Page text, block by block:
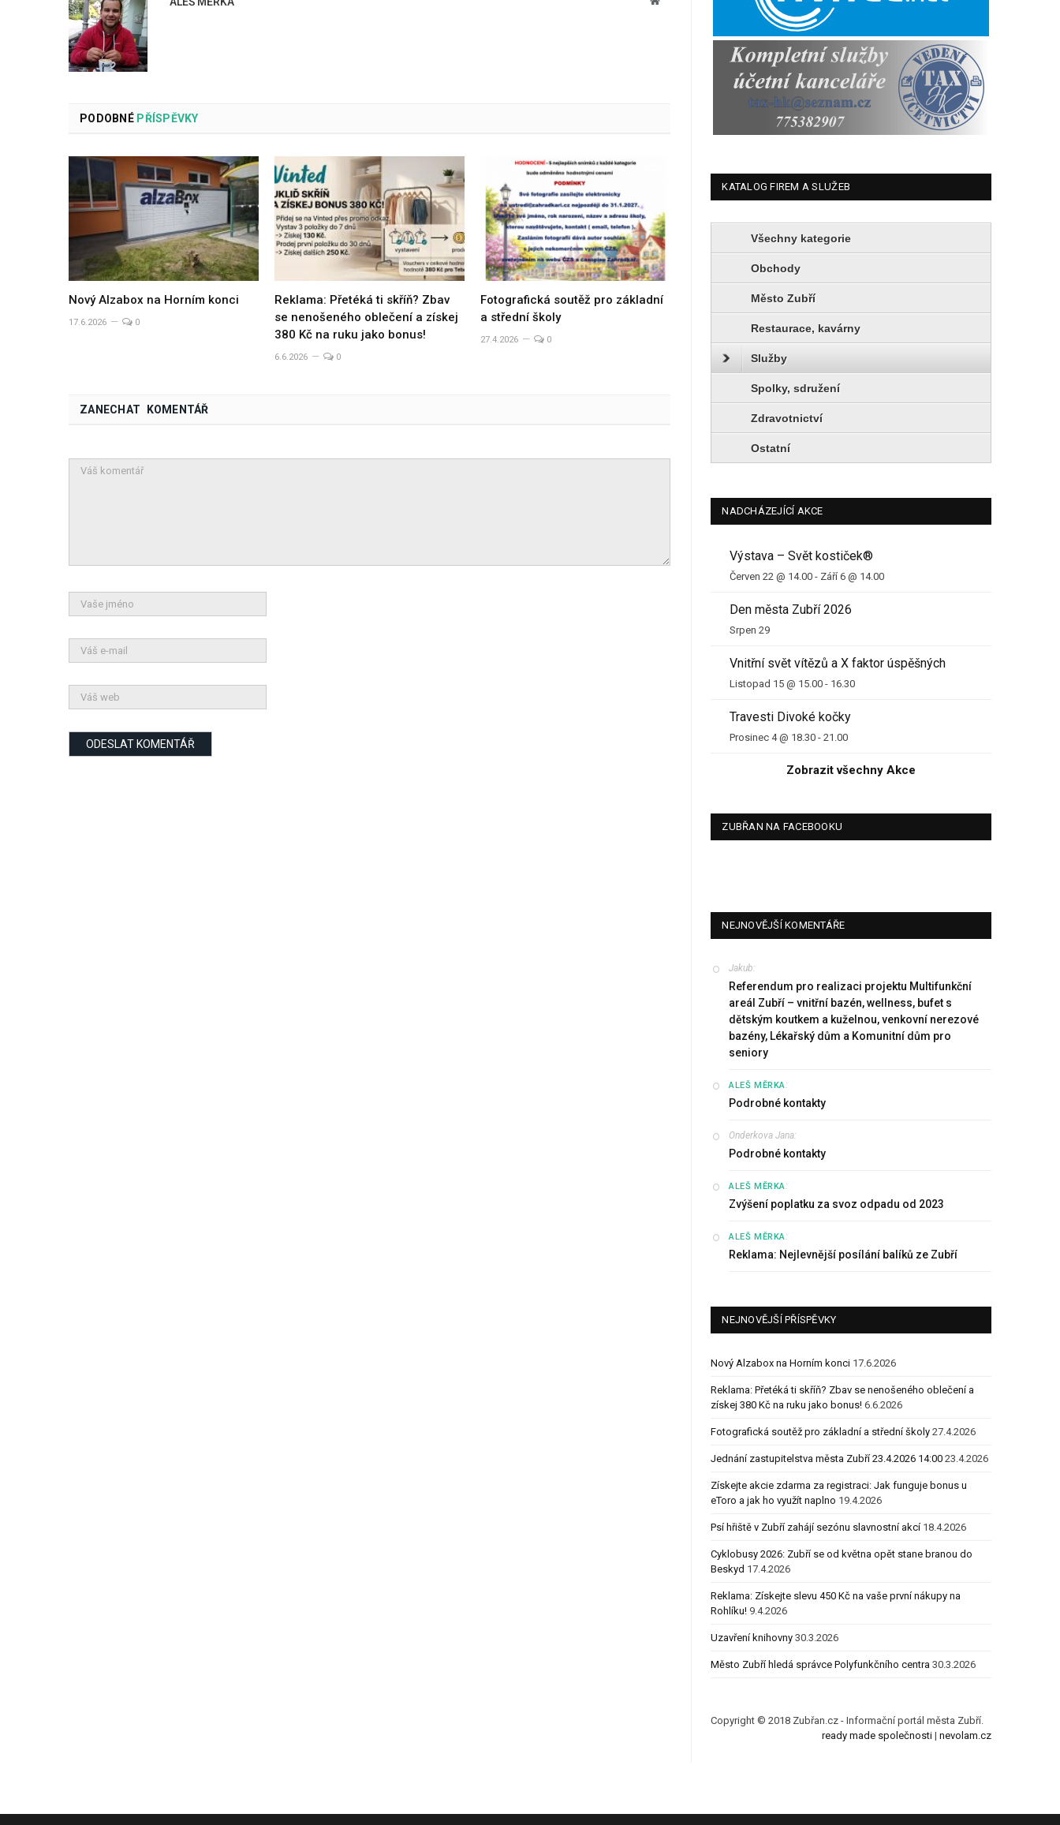
PODOBNÉPŘÍSPĚVKY
Nový Alzabox na Horním konci
17.6.2026 0
Reklama: Přetéká ti skříň? Zbav
se nenošeného oblečení a získej
380 Kč na ruku jako bonus!
6.6.2026 0
Fotografická soutěž pro základní
a střední školy
27.4.2026 0
ZANECHAT KOMENTÁŘ
KATALOG FIREM A SLUŽEB
Všechny kategorie
Obchody
Město Zubří
Restaurace, kavárny
Služby
Spolky, sdružení
Zdravotnictví
Ostatní
NADCHÁZEJÍCÍ AKCE
Výstava – Svět kostiček®
Červen 22 @ 14.00 - Září 6 @ 14.00
Den města Zubří 2026
Srpen 29
Vnitřní svět vítězů a X faktor úspěšných
Listopad 15 @ 15.00 - 16.30
Travesti Divoké kočky
Prosinec 4 @ 18.30 -21.00
Zobrazit všechny Akce
ZUBŘAN NA FACEBOOKU
NEJNOVĚJŠÍ KOMENTÁŘE
Jakub:
Referendum pro realizaci projektu Multifunkční
areál Zubří – vnitřní bazén, wellness, bufet s
dětským koutkem a kuželnou, venkovní nerezové
bazény, Lékařský dům a Komunitní dům pro
seniory
ALEŠ MĚRKA:
Podrobné kontakty
Onderkova Jana:
Podrobné kontakty
ALEŠ MĚRKA:
Zvýšení poplatku za svoz odpadu od 2023
ALEŠ MĚRKA:
Reklama: Nejlevnější posílání balíků ze Zubří
NEJNOVĚJŠÍ PŘÍSPĚVKY
Nový Alzabox na Horním konci 17.6.2026
Reklama: Přetéká ti skříň? Zbav se nenošeného oblečení a
získej 380 Kč na ruku jako bonus! 6.6.2026
Fotografická soutěž pro základní a střední školy 27.4.2026
Jednání zastupitelstva města Zubří 23.4.2026 14:00 23.4.2026
Získejte akcie zdarma za registraci: Jak funguje bonus u
eToro a jak ho využít naplno 19.4.2026
Psí hřiště v Zubří zahájí sezónu slavnostní akcí 18.4.2026
Cyklobusy 2026: Zubří se od května opět stane branou do
Beskyd 17.4.2026
Reklama: Získejte slevu 450 Kč na vaše první nákupy na
Rohlíku! 9.4.2026
Uzavření knihovny 30.3.2026
Město Zubří hledá správce Polyfunkčního centra 30.3.2026
Copyright © 2018 Zubřan.cz - Informační portál města Zubří.
ready made společnosti| nevolam.cz